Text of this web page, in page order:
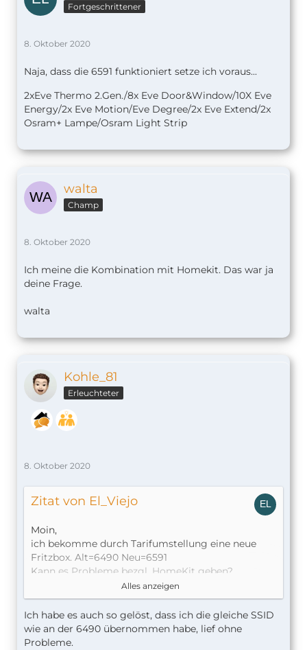
Fortgeschrittener
8. Oktober 2020
Naja, dass die 6591 funktioniert setze ich voraus...
2xEve Thermo 2.Gen./8x Eve Door&Window/10X Eve
Energy/2x Eve Motion/Eve Degree/2x Eve Extend/2x
Osram+ Lampe/Osram Light Strip
walta
Champ
8. Oktober 2020
Ich meine die Kombination mit Homekit. Das war ja
deine Frage.
walta
Kohle_81
Erleuchteter
8. Oktober 2020
Zitat von El_Viejo
Moin,
ich bekomme durch Tarifumstellung eine neue
Fritzbox. Alt=6490 Neu=6591
Kann es Probleme bezgl. HomeKit geben?
Ich hoffe die Sicherung der 6490 in die 6591
einspielen zu können, falls nicht sollte es doch
genügen den 2 WLAN Netzen die gleiche SSID zu
geben, richtig?
Alles anzeigen
Ich habe es auch so gelöst, dass ich die gleiche SSID
wie an der 6490 übernommen habe, lief ohne
Probleme.